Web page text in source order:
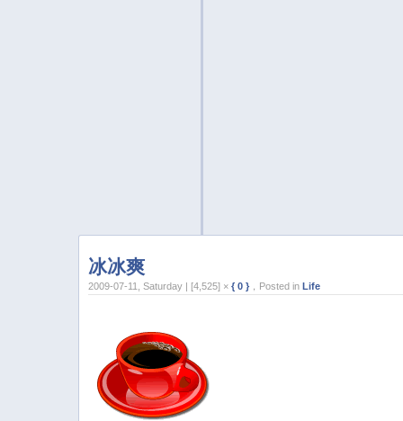
冰冰爽
2009-07-11, Saturday | [4,525] ×{ 0 } ，Posted inLife